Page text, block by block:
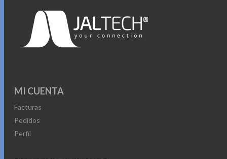
MI CUENTA
Facturas
Pedidos
Perfil